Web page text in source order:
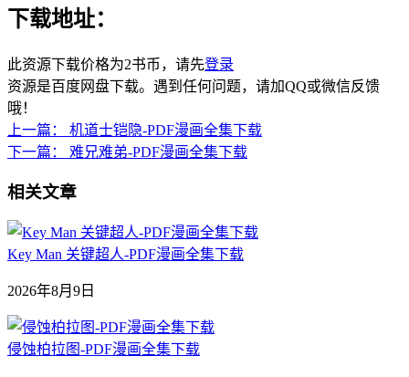
下载地址：
此资源下载价格为2书币，请先登录
资源是百度网盘下载。遇到任何问题，请加QQ或微信反馈
哦！
上一篇：
机道士铠隐-PDF漫画全集下载
下一篇：
难兄难弟-PDF漫画全集下载
相关文章
Key Man 关键超人-PDF漫画全集下载
2026年8月9日
侵蚀柏拉图-PDF漫画全集下载